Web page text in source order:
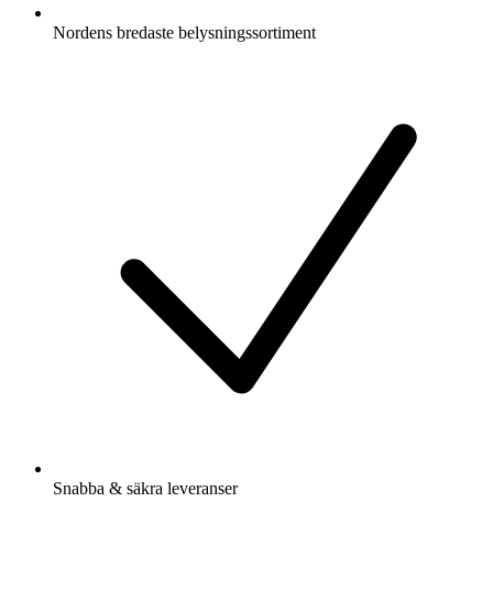
Nordens bredaste belysningssortiment
Snabba & säkra leveranser